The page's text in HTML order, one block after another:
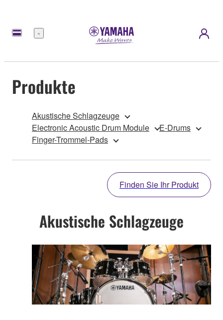
Menü
Produkte
Akustische Schlagzeuge
Electronic Acoustic Drum Module
E-Drums
Finger-Trommel-Pads
Finden Sie Ihr Produkt
Akustische Schlagzeuge